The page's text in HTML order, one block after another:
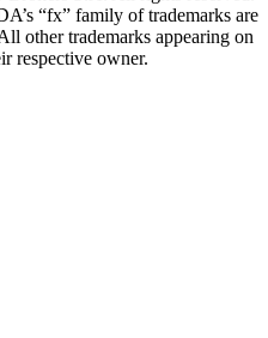
“fx” family of trademarks are
other trademarks appearing on
respective owner.